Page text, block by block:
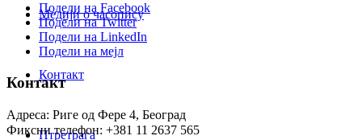
Медији о часопису
Контакт
Птретрага
Подели на Facebook
Подели на Twitter
Подели на LinkedIn
Подели на мејл
Контакт
Адреса: Риге од Фере 4, Београд
Фиксни телефон: +381 11 2637 565